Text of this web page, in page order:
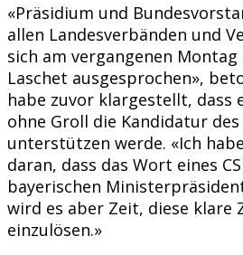
«Präsidium und
allen Landesverbänden und
sich am vergangenen
Laschet ausgesprochen»,
habe zuvor klargestellt, dass
ohne Groll die Kandidatur des
unterstützen werde. «Ich
daran, dass das Wort eines
bayerischen
wird es aber Zeit, diese klare
einzulösen.»